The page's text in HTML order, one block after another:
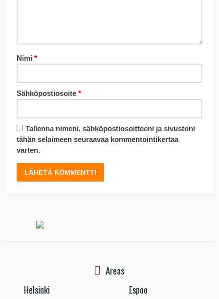
Nimi *
Sähköpostiosoite *
Tallenna nimeni, sähköpostiosoitteeni ja sivustoni
tähän selaimeen seuraavaa kommentointikertaa
varten.
Areas
Helsinki
Espoo